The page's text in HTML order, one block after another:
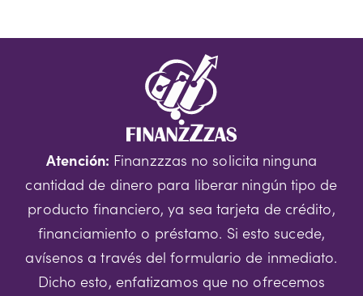
Atención: Finanzzzas no solicita ninguna
cantidad de dinero para liberar ningún tipo de
producto financiero, ya sea tarjeta de crédito,
financiamiento o préstamo. Si esto sucede,
avísenos a través del formulario de inmediato.
Dicho esto, enfatizamos que no ofrecemos